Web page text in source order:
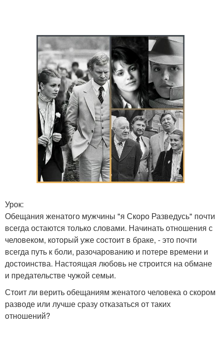
Урок:
Обещания женатого мужчины "я Скоро Разведусь" почти
всегда остаются только словами. Начинать отношения с
человеком, который уже состоит в браке, - это почти
всегда путь к боли, разочарованию и потере времени и
достоинства. Настоящая любовь не строится на обмане
и предательстве чужой семьи.
Стоит ли верить обещаниям женатого человека о скором
разводе или лучше сразу отказаться от таких
отношений?